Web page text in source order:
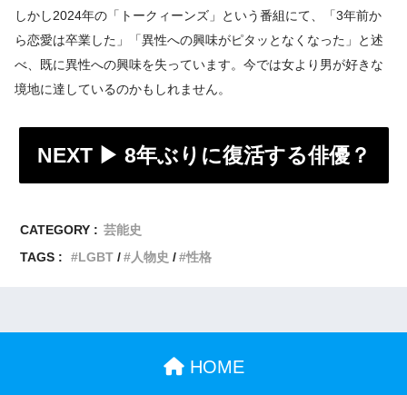
しかし2024年の「トークィーンズ」という番組にて、「3年前か
ら恋愛は卒業した」「異性への興味がピタッとなくなった」と述
べ、既に異性への興味を失っています。今では女より男が好きな
境地に達しているのかもしれません。
NEXT ▶︎ 8年ぶりに復活する俳優？
CATEGORY : 芸能史
TAGS :
LGBT 人物史 性格
HOME